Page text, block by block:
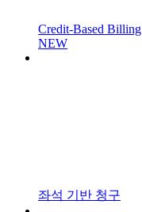
Credit-Based Billing
NEW
좌석 기반 청구